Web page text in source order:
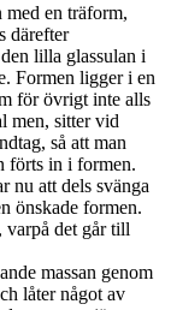
en träform,
därefter
lilla glassulan i
Formen ligger i en
för övrigt inte alls
men, sitter vid
så att man
förts in i formen.
nu att dels svänga
önskade formen.
varpå det går till
massan genom
låter något av